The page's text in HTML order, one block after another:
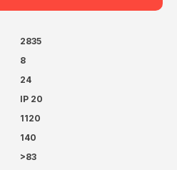
2835
8
24
IP 20
1120
140
>83